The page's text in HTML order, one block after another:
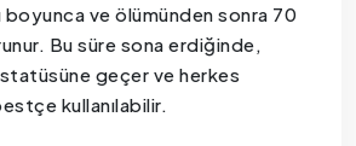
boyunca ve ölümünden sonra 70
Bu süre sona erdiğinde,
statüsüne geçer ve herkes
kullanılabilir.